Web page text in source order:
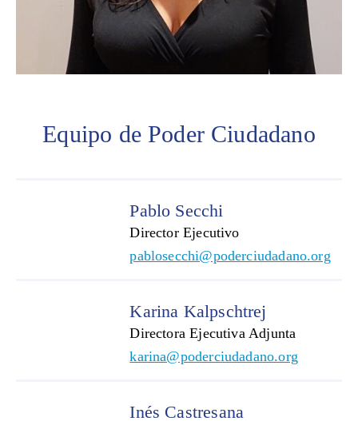
Equipo de Poder Ciudadano
Pablo Secchi
Director Ejecutivo
pablosecchi@poderciudadano.org
Karina Kalpschtrej
Directora Ejecutiva Adjunta
karina@poderciudadano.org
Inés Castresana